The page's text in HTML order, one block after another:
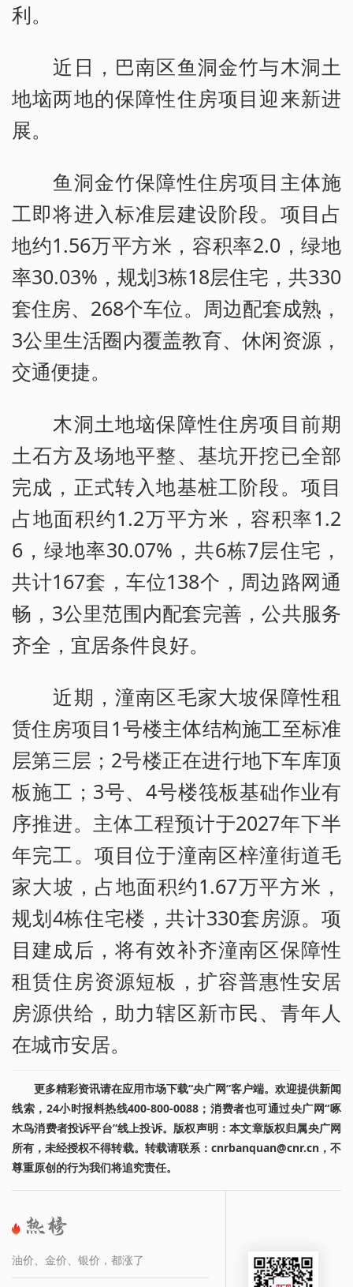
利。
近日，巴南区鱼洞金竹与木洞土
地垴两地的保障性住房项目迎来新进
展。
鱼洞金竹保障性住房项目主体施
工即将进入标准层建设阶段。项目占
地约1.56万平方米，容积率2.0，绿地
率30.03%，规划3栋18层住宅，共330
套住房、268个车位。周边配套成熟，
3公里生活圈内覆盖教育、休闲资源，
交通便捷。
木洞土地垴保障性住房项目前期
土石方及场地平整、基坑开挖已全部
完成，正式转入地基桩工阶段。项目
占地面积约1.2万平方米，容积率1.2
6，绿地率30.07%，共6栋7层住宅，
共计167套，车位138个，周边路网通
畅，3公里范围内配套完善，公共服务
齐全，宜居条件良好。
近期，潼南区毛家大坡保障性租
赁住房项目1号楼主体结构施工至标准
层第三层；2号楼正在进行地下车库顶
板施工；3号、4号楼筏板基础作业有
序推进。主体工程预计于2027年下半
年完工。项目位于潼南区梓潼街道毛
家大坡，占地面积约1.67万平方米，
规划4栋住宅楼，共计330套房源。项
目建成后，将有效补齐潼南区保障性
租赁住房资源短板，扩容普惠性安居
房源供给，助力辖区新市民、青年人
在城市安居。
更多精彩资讯请在应用市场下载“央广网”客户端。欢迎提供新闻
线索，24小时报料热线400-800-0088；消费者也可通过央广网“啄
木鸟消费者投诉平台”线上投诉。版权声明：本文章版权归属央广网
所有，未经授权不得转载。转载请联系：cnrbanquan@cnr.cn，不
尊重原创的行为我们将追究责任。
油价、金价、银价，都涨了